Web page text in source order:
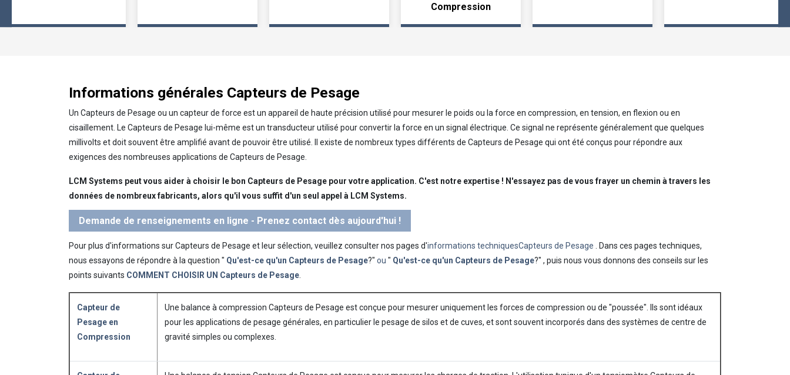
Compression
Informations générales Capteurs de Pesage
Un Capteurs de Pesage ou un capteur de force est un appareil de haute précision utilisé pour mesurer le poids ou la force en compression, en tension, en flexion ou en
cisaillement. Le Capteurs de Pesage lui-même est un transducteur utilisé pour convertir la force en un signal électrique. Ce signal ne représente généralement que quelques
millivolts et doit souvent être amplifié avant de pouvoir être utilisé. Il existe de nombreux types différents de Capteurs de Pesage qui ont été conçus pour répondre aux
exigences des nombreuses applications de Capteurs de Pesage.
LCM Systems peut vous aider à choisir le bon Capteurs de Pesage pour votre application. C'est notre expertise ! N'essayez pas de vous frayer un chemin à travers les
données de nombreux fabricants, alors qu'il vous suffit d'un seul appel à LCM Systems.
Demande de renseignements en ligne - Prenez contact dès aujourd'hui !
Pour plus d'informations sur Capteurs de Pesage et leur sélection, veuillez consulter nos pages d'informations techniquesCapteurs de Pesage
. Dans ces pages techniques,
nous essayons de répondre à la question " Qu'est-ce qu'un Capteurs de Pesage?" ou " Qu'est-ce qu'un Capteurs de Pesage?" , puis nous vous donnons des conseils sur les
points suivants COMMENT CHOISIR UN Capteurs de Pesage
Capteur de
Pesage en
Compression
Une balance à compression Capteurs de Pesage est conçue pour mesurer uniquement les forces de compression ou de "poussée". Ils sont idéaux
pour les applications de pesage générales, en particulier le pesage de silos et de cuves, et sont souvent incorporés dans des systèmes de centre de
gravité simples ou complexes.